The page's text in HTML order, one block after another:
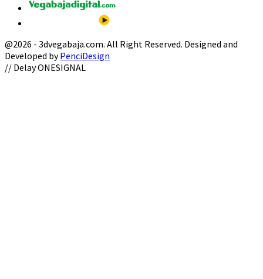
@2026 - 3dvegabaja.com. All Right Reserved. Designed and
Developed byPenciDesign
Facebook
Twitter
Instagram
Youtube
Email
// Delay ONESIGNAL